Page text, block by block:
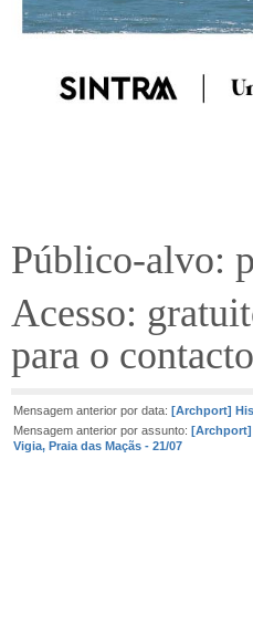
Público-alvo:
Acesso:
para o
Mensagem anterior por data: [Archport]
Mensagem anterior por assunto:
Vigia, Praia das Maçãs - 21/07